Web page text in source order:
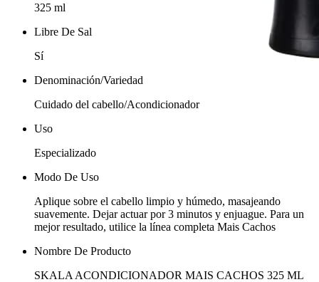
325 ml
Libre De Sal
Sí
Denominación/Variedad
Cuidado del cabello/Acondicionador
Uso
Especializado
Modo De Uso
Aplique sobre el cabello limpio y húmedo, masajeando
suavemente. Dejar actuar por 3 minutos y enjuague. Para un
mejor resultado, utilice la línea completa Mais Cachos
Nombre De Producto
SKALA ACONDICIONADOR MAIS CACHOS 325 ML